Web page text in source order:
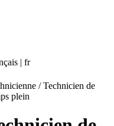
| fr
/ Technicien de
plein